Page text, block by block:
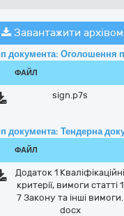
Завантажити архівом
документа: Оголошення
ФАЙЛ
sign.p7s
документа: Тендерна
ФАЙЛ
Додаток 1 Кваліфікаційні
критерії, вимоги статті 1
7 Закону та інші вимоги.
docx